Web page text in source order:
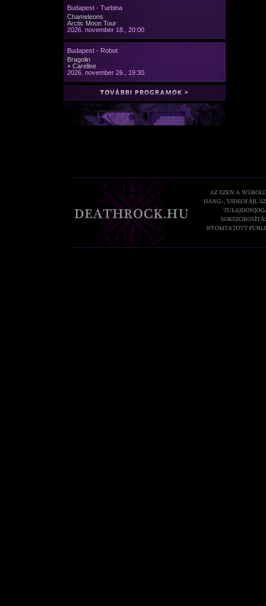
Budapest - Turbina
Chameleons
Arctic Moon Tour
2026. november 18., 20:00
Budapest - Robot
Bragolin
+ Carellee
2026. november 26., 19:30